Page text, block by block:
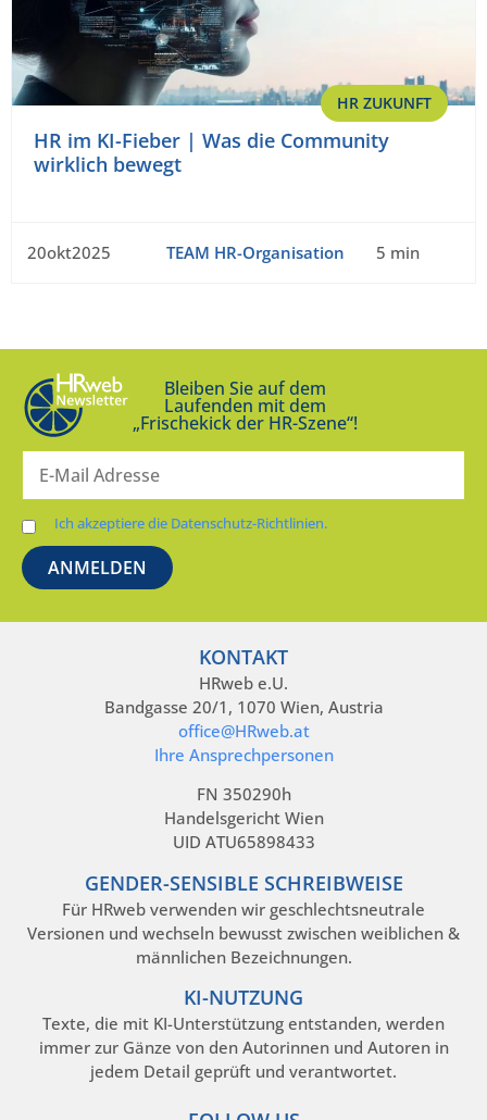
HR ZUKUNFT
HR im KI-Fieber | Was die Community
wirklich bewegt
20okt2025 TEAM HR-Organisation 5 min
Bleiben Sie auf dem
Laufenden mit dem
„Frischekick der HR-Szene“!
Ich akzeptiere die Datenschutz-Richtlinien.
KONTAKT
HRweb e.U.
Bandgasse 20/1, 1070 Wien, Austria
office@HRweb.at
Ihre Ansprechpersonen
FN 350290h
Handelsgericht Wien
UID ATU65898433
GENDER-SENSIBLE SCHREIBWEISE
Für HRweb verwenden wir geschlechtsneutrale
Versionen und wechseln bewusst zwischen weiblichen &
männlichen Bezeichnungen.
KI-NUTZUNG
Texte, die mit KI-Unterstützung entstanden, werden
immer zur Gänze von den Autorinnen und Autoren in
jedem Detail geprüft und verantwortet.